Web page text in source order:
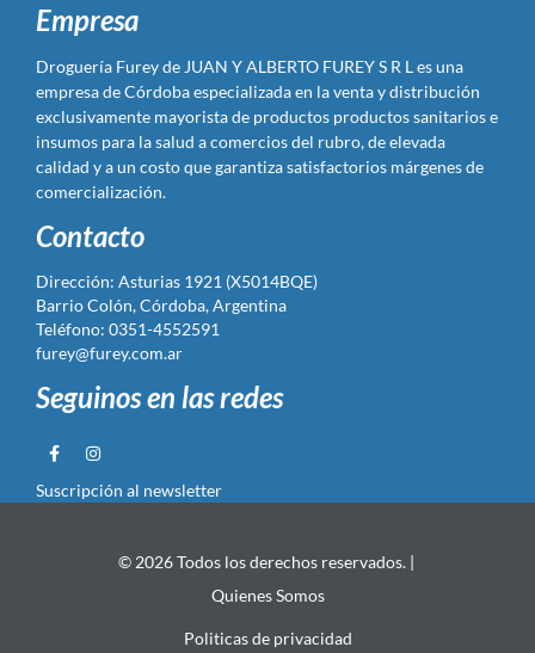
Empresa
Droguería Furey de JUAN Y ALBERTO FUREY S R L es una
empresa de Córdoba especializada en la venta y distribución
exclusivamente mayorista de productos productos sanitarios e
insumos para la salud a comercios del rubro, de elevada
calidad y a un costo que garantiza satisfactorios márgenes de
comercialización.
Contacto
Dirección: Asturias 1921 (X5014BQE)
Barrio Colón, Córdoba, Argentina
Teléfono: 0351-4552591
furey@furey.com.ar
Seguinos en las redes
Suscripción al newsletter
© 2026 Todos los derechos reservados. |
Quienes Somos
Politicas de privacidad